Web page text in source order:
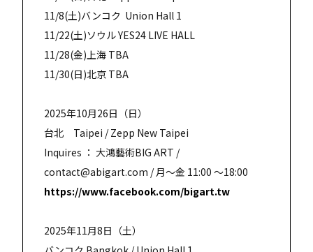
11/8(土)バンコク Union Hall 1
11/22(土)ソウル YES24 LIVE HALL
11/28(金)上海 TBA
11/30(日)北京 TBA
2025年10月26日（日）
台北 Taipei / Zepp New Taipei
Inquires ： 大鴻藝術BIG ART /
contact@abigart.com / 月～金 11:00 ～18:00
https://www.facebook.com/bigart.tw
2025年11月8日（土）